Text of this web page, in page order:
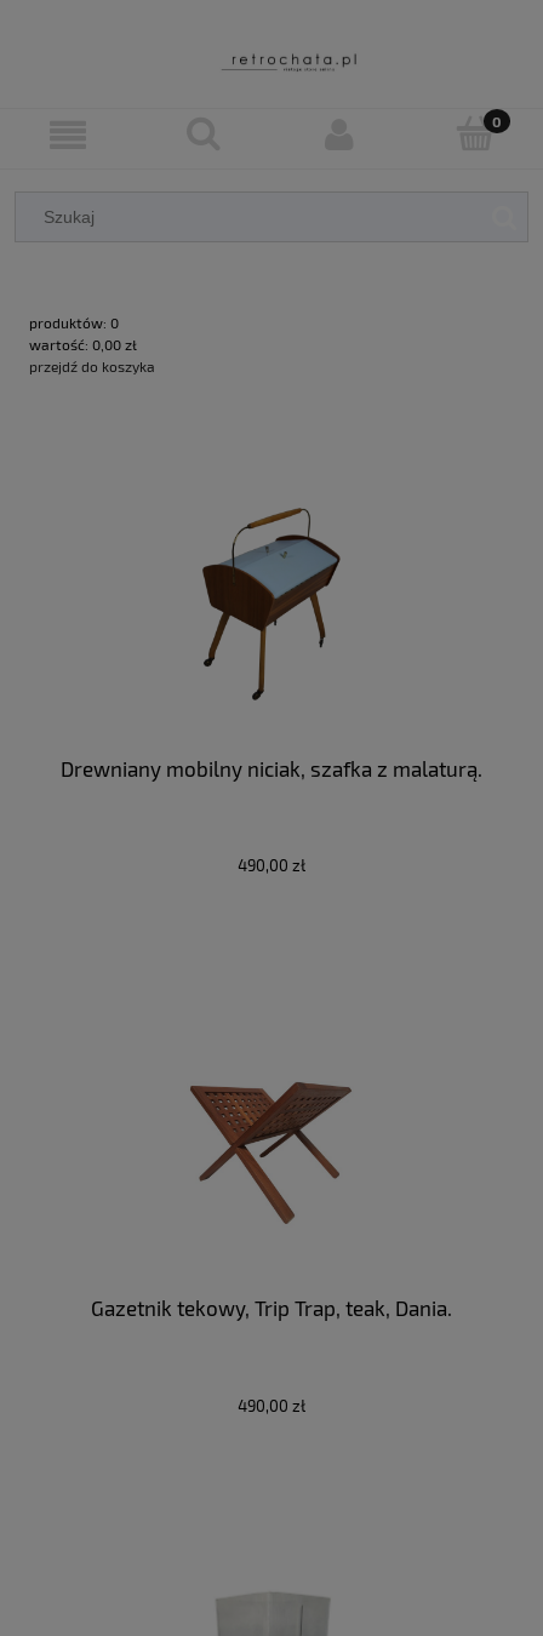
produktów: 0
wartość: 0,00 zł
przejdź do koszyka
Drewniany mobilny niciak, szafka z malaturą.
490,00 zł
Gazetnik tekowy, Trip Trap, teak, Dania.
490,00 zł